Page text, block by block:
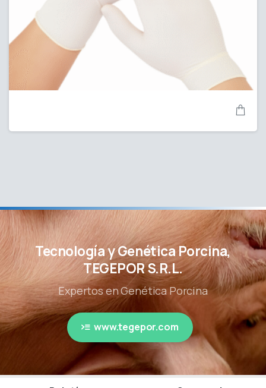
Tecnología y Genética Porcina,
TEGEPOR S.R.L.
Expertos en Genética Porcina
www.tegepor.com